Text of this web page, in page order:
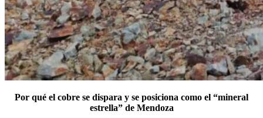
Por qué el cobre se dispara y se posiciona como el “mineral
estrella” de Mendoza